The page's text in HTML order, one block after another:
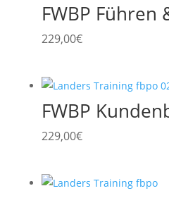
FWBP Führen
229,00€
FWBP
229,00€